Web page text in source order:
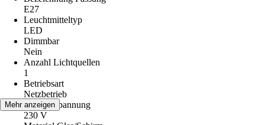
E27
Leuchtmitteltyp
LED
Dimmbar
Nein
Anzahl Lichtquellen
1
Betriebsart
Netzbetrieb
Betriebsspannung
230 V
Mehr anzeigen